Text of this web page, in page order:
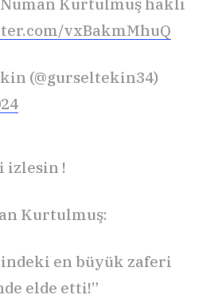
vxBakmMhuQ
(@gurseltekin34)
izlesin !
Kurtulmuş:
en büyük zaferi
elde etti!”